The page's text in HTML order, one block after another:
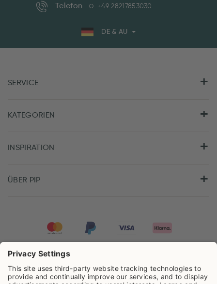
Telefon +49 28217853030
DE & AU
SERVICE
KATEGORIEN
INSPIRATION
ÜBER PIP